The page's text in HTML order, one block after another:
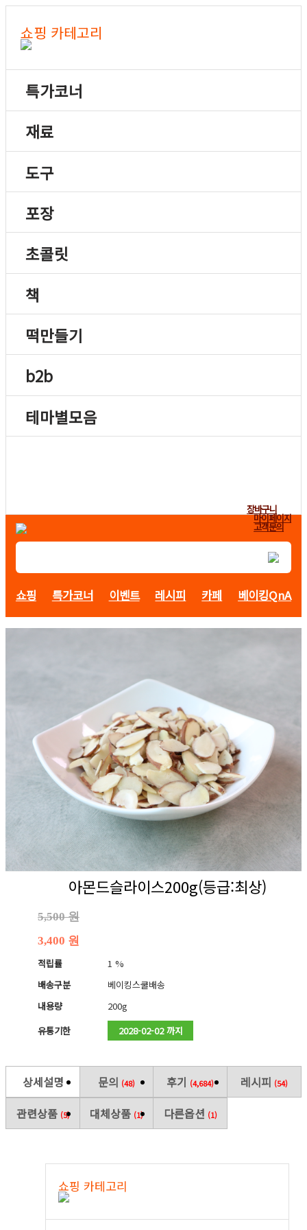
쇼핑 카테고리
특가코너
재료
도구
포장
초콜릿
책
떡만들기
b2b
테마별모음
장바구니
마이페이지
고객문의
쇼핑 특가코너 이벤트 레시피 카페 베이킹QnA
아몬드슬라이스200g(등급:최상)
5,500 원
3,400 원
적립률
1 %
배송구분
베이킹스쿨배송
내용량
200g
유통기한
2028-02-02 까지
상세설명 문의 (48) 후기 (4,684) 레시피 (54)
관련상품 (5) 대체상품 (1) 다른옵션 (1)